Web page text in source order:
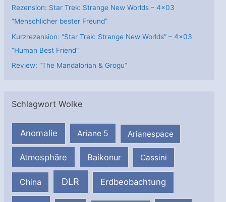
Rezension: Star Trek: Strange New Worlds – 4×03
“Menschlicher bester Freund”
Kurzrezension: “Star Trek: Strange New Worlds” – 4×03
“Human Best Friend”
Review: “The Mandalorian & Grogu”
Schlagwort Wolke
Anomalie Ariane 5 Arianespace
Atmosphäre Baikonur Cassini
China DLR Erdbeobachtung